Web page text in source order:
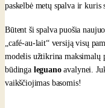
paskelbė metų spalva ir kuris
Būtent ši spalva puošia
„café-au-lait“ versiją visų
modelis užtikrina maksimalų
būdinga leguanoavalynei.
vaikščiojimas basomis!